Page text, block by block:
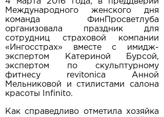
Международного женского дня
команда ФинПросветлуба
организовала праздник для
сотрудниц страховой компании
«Ингосстрах» вместе с имидж-
экспертом Катериной Бурсой,
экспертом по скульптурному
фитнесу revitonica Анной
Мельниковой и стилистами салона
красоты Infinito.
Как справедливо отметила хозяйка